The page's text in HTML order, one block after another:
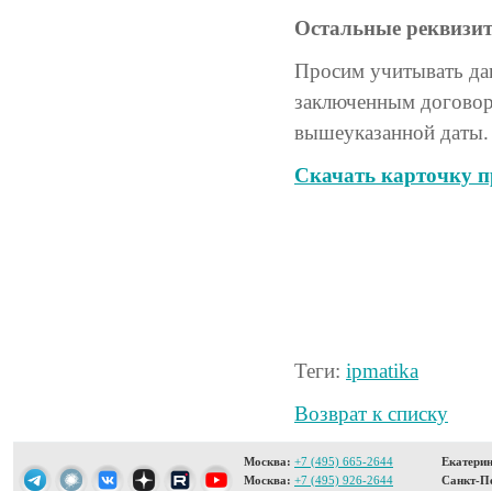
Остальные
Просим учитывать
заключенным
вышеуказанной даты.
Скачать карточку
Теги: ipmatika
Возврат к списку
Москва: +7 (495) 665-2644
Москва: +7 (495) 926-2644
Санкт-